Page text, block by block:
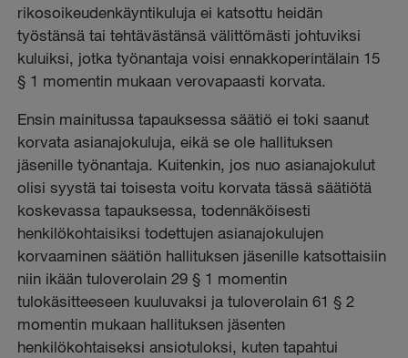
rikosoikeudenkäyntikuluja ei katsottu heidän
työstänsä tai tehtävästänsä välittömästi johtuviksi
kuluiksi, jotka työnantaja voisi ennakkoperintälain 15
§ 1 momentin mukaan verovapaasti korvata.
Ensin mainitussa tapauksessa säätiö ei toki saanut
korvata asianajokuluja, eikä se ole hallituksen
jäsenille työnantaja. Kuitenkin, jos nuo asianajokulut
olisi syystä tai toisesta voitu korvata tässä säätiötä
koskevassa tapauksessa, todennäköisesti
henkilökohtaisiksi todettujen asianajokulujen
korvaaminen säätiön hallituksen jäsenille katsottaisiin
niin ikään tuloverolain 29 § 1 momentin
tulokäsitteeseen kuuluvaksi ja tuloverolain 61 § 2
momentin mukaan hallituksen jäsenten
henkilökohtaiseksi ansiotuloksi, kuten tapahtui